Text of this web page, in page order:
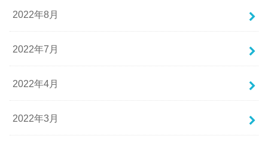
2022年8月
2022年7月
2022年4月
2022年3月